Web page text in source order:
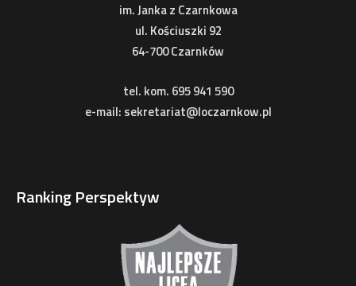
im. Janka z Czarnkowa
ul. Kościuszki 92
64-700 Czarnków
tel. kom. 695 941 590
e-mail: sekretariat@loczarnkow.pl
Ranking Perspektyw